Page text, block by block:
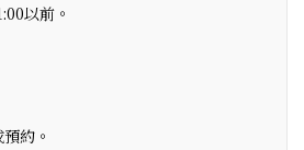
以前。
約。